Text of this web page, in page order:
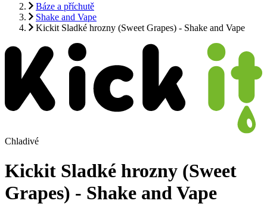
Báze a příchutě
Shake and Vape
Kickit Sladké hrozny (Sweet Grapes) - Shake and Vape
Chladivé
Kickit Sladké hrozny (Sweet
Grapes) - Shake and Vape